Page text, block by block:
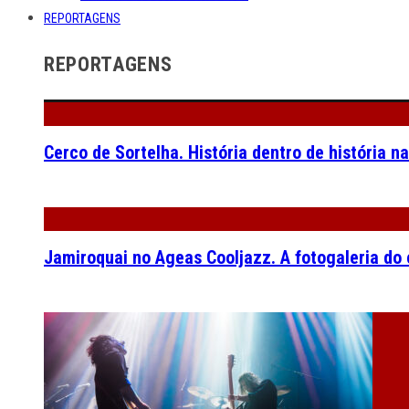
REPORTAGENS
REPORTAGENS
Cerco de Sortelha. História dentro de história
Jamiroquai no Ageas Cooljazz. A fotogaleria do